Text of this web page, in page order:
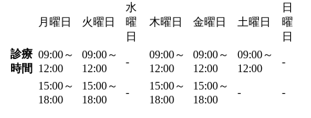
月曜日 火曜日
水
曜
日
木曜日 金曜日 土曜日
日
曜
日
診療
時間
09:00～
12:00
09:00～
12:00
-
09:00～
12:00
09:00～
12:00
09:00～
12:00
-
15:00～
18:00
15:00～
18:00
-
15:00～
18:00
15:00～
18:00
- -